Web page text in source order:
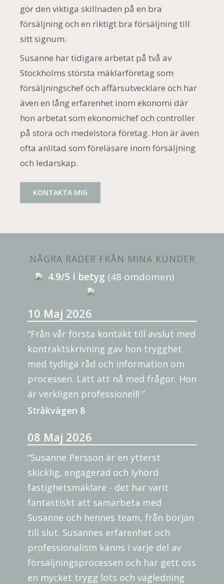
gör den viktiga skillnaden på en bra
försäljning och en riktigt bra försäljning till
sitt signum.
Susanne har tidigare arbetat på två av
Stockholms största mäklarföretag som
försäljningschef och affärsutvecklare och har
även en lång erfarenhet inom ekonomi där
hon arbetat som ekonomichef och controller
på stora och medelstora företag. Hon är även
ofta anlitad som föreläsare inom försäljning
och ledarskap.
KONTAKTA MIG
NÅGRA RADER FRÅN MINA KUNDER
4.9/5 i betyg (48 omdömen)
10 Maj 2026
“Från vår första kontakt till avslut med
kontraktskrivning gav hon trygghet
med tydliga råd och information om
processen. Lätt att nå med frågor. Hon
är verkligen professionell! ”
Stråkvägen 8
08 Maj 2026
“Susanne Persson är en ytterst
skicklig, engagerad och lyhörd
fastighetsmäklare - det har varit
fantastiskt att samarbeta med
Susanne och hennes team, från början
till slut. Susannes erfarenhet och
professionalism känns i varje del av
försäljningsprocessen och har gett oss
en mycket trygg lots och vägledning